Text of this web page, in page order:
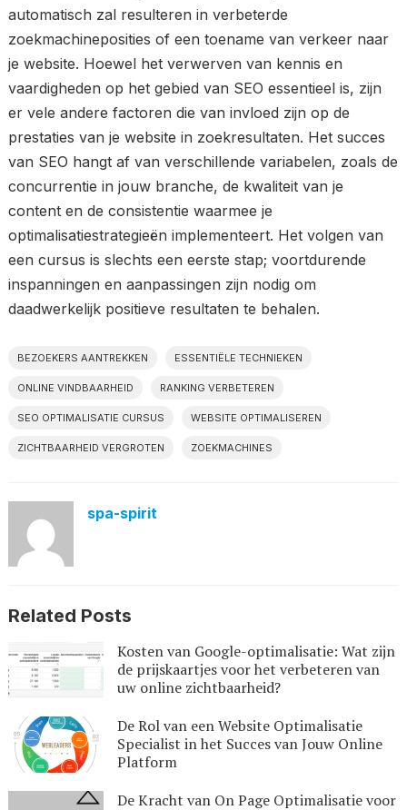
automatisch zal resulteren in verbeterde
zoekmachineposities of een toename van verkeer naar
je website. Hoewel het verwerven van kennis en
vaardigheden op het gebied van SEO essentieel is, zijn
er vele andere factoren die van invloed zijn op de
prestaties van je website in zoekresultaten. Het succes
van SEO hangt af van verschillende variabelen, zoals de
concurrentie in jouw branche, de kwaliteit van je
content en de consistentie waarmee je
optimalisatiestrategieën implementeert. Het volgen van
een cursus is slechts een eerste stap; voortdurende
inspanningen en aanpassingen zijn nodig om
daadwerkelijk positieve resultaten te behalen.
BEZOEKERS AANTREKKEN ESSENTIËLE TECHNIEKEN
ONLINE VINDBAARHEID RANKING VERBETEREN
SEO OPTIMALISATIE CURSUS WEBSITE OPTIMALISEREN
ZICHTBAARHEID VERGROTEN ZOEKMACHINES
spa-spirit
Related Posts
Kosten van Google-optimalisatie: Wat zijn
de prijskaartjes voor het verbeteren van
uw online zichtbaarheid?
De Rol van een Website Optimalisatie
Specialist in het Succes van Jouw Online
Platform
De Kracht van On Page Optimalisatie voor